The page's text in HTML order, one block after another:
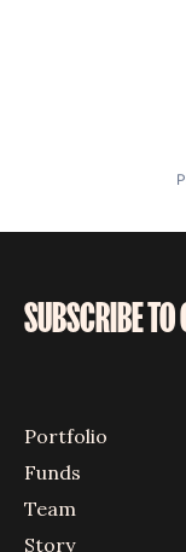
SUBSCRIBE TO
Portfolio
Funds
Team
Story